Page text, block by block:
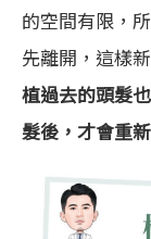
的空間有限，
先離開，這樣
植過去的頭髮
髮後，才會重